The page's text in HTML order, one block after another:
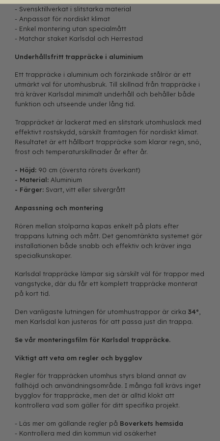
- Svensktillverkat i slitstarka material
- Anpassat för nordiskt klimat
- Enkel montering utan specialmått
- Matchar staket Karlsdal och Herrestad
Underhållsfritt trappräcke i aluminium
Ett trappräcke i aluminium och förzinkade stålrör är ett
utmärkt val för utomhusbruk. Till skillnad från trappräcke i
trä kräver Karlsdal minimalt underhåll och behåller både
funktion och utseende under lång tid.
Trappräcket är lackerat med en slitstark utomhuslack med
effektivt rostskydd, särskilt framtagen för nordiskt klimat.
Resultatet är ett hållbart trappräcke som klarar regn, snö,
frost och temperaturskillnader år efter år.
- Höjd: 90 cm (översta rörets överkant)
- Material: Aluminium
- Färger: Svart, vitt eller silvergrått
Anpassning och montering
Rören mellan stolparna kapas enkelt på plats efter
trappans lutning och mått. Det genomtänkta systemet gör
installationen både snabb och effektiv och kräver inga
specialkunskaper.
Karlsdal trappräcke lämpar sig särskilt väl för trappor med
vangstycke, där du får ett komplett trappräcke monterat
på kort tid.
Den vanligaste lutningen för utomhustrappor är cirka 34°
men Karlsdal kan justeras för att passa just din trappa.
Se vår monteringsfilm för Karlsdal trappräcke.
Viktigt att veta om regler och bygglov
Regler för trappräcken utomhus styrs bland annat av
fallhöjd och användningsområde. I många fall krävs inget
bygglov för trappräcke, men det är alltid klokt att
kontrollera vad som gäller för ditt specifika projekt.
- Läs mer om gällande regler på Boverkets hemsida
- Kontrollera med din kommun vid osäkerhet